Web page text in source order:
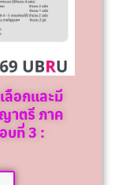
ลือกและมี
าตรี ภาค
บที่ 3 :